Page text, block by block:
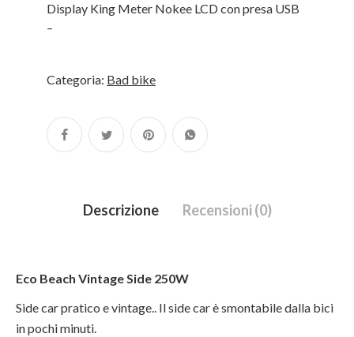
Display King Meter Nokee LCD con presa USB
–
Categoria: Bad bike
Descrizione Recensioni (0)
Eco Beach Vintage Side 250W
Side car pratico e vintage.. Il side car è smontabile dalla bici
in pochi minuti.